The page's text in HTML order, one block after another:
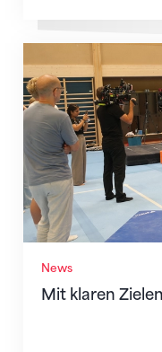
News
Mit klaren
Mit klaren Zielen